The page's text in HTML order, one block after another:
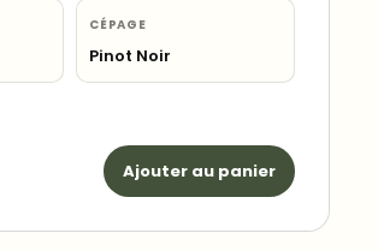
CÉPAGE
Pinot Noir
Ajouter au panier